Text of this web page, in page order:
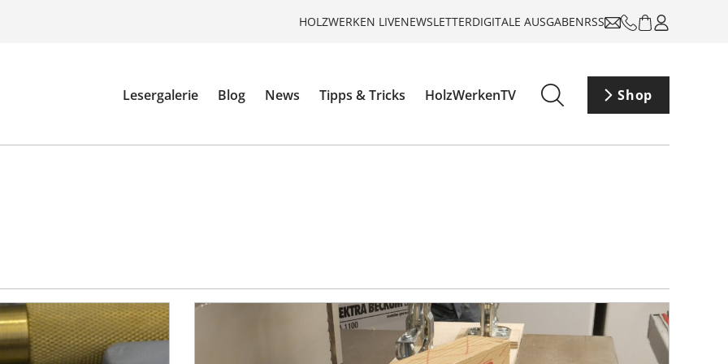
HOLZWERKEN LIVENEWSLETTERDIGITALE AUSGABENRSS
Lesergalerie Blog News Tipps & Tricks HolzWerkenTV Shop